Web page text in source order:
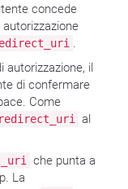
concede
autorizzazione
.
autorizzazione, il
di confermare
Come
redirect_uri
al
che punta a
La